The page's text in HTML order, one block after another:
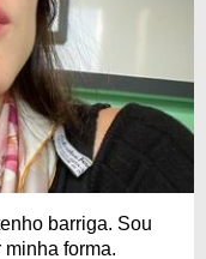
barriga. Sou
forma.